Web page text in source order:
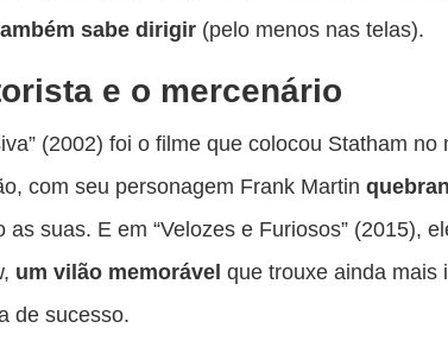
sabe dirigir (pelo menos nas telas).
e o mercenário
(2002) foi o filme que colocou Statham no
com seu personagem Frank Martin
as suas. E em “Velozes e Furiosos” (2015),
um vilão memorável que trouxe ainda mais
de sucesso.